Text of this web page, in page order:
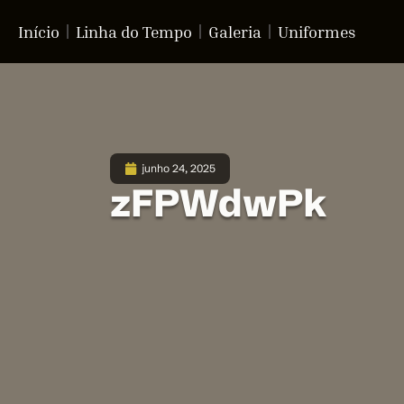
Início Linha do Tempo Galeria Uniformes
junho 24, 2025
zFPWdwPk